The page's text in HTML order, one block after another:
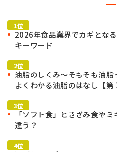
2026年食品業界でカギとな
キーワード
油脂のしくみ～そもそも油脂
よくわかる油脂のはなし【第
「ソフト食」ときざみ食やミ
違う？